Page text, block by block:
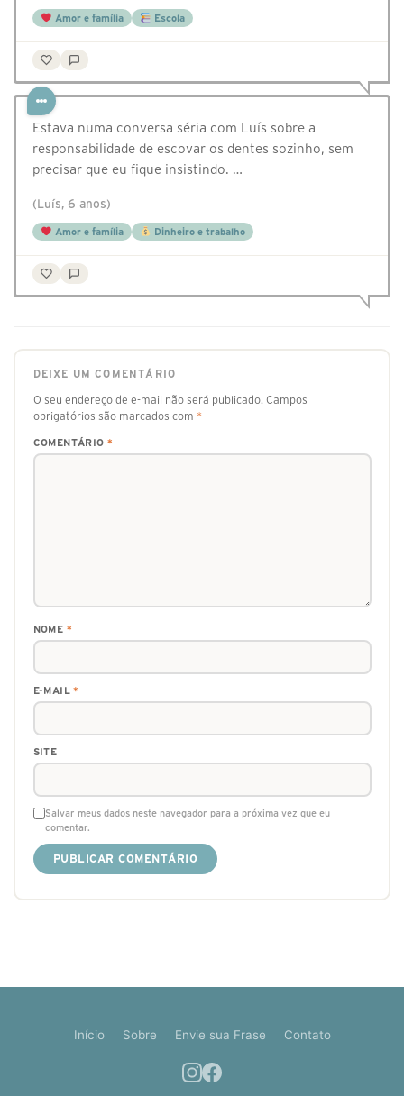
Amor e família Escola
⁣Estava numa conversa séria com Luís sobre a
responsabilidade de escovar os dentes sozinho, sem
precisar que eu fique insistindo. …
(Luís, 6 anos)
Amor e família Dinheiro e trabalho
DEIXE UM COMENTÁRIO
O seu endereço de e-mail não será publicado. Campos
obrigatórios são marcados com *
COMENTÁRIO *
NOME *
E-MAIL*
SITE
Salvar meus dados neste navegador para a próxima vez que eu
comentar.
Início Sobre Envie sua Frase Contato